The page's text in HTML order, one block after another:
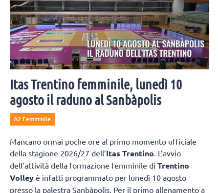
Itas Trentino femminile, lunedì 10
agosto il raduno al Sanbàpolis
A2 Femminile
Mancano ormai poche ore al primo momento ufficiale
della stagione 2026/27 dell’Itas Trentino . L’avvio
dell’attività della formazione femminile di Trentino
Volley è infatti programmato per lunedì 10 agosto
presso la palestra Sanbàpolis. Per il primo allenamento a